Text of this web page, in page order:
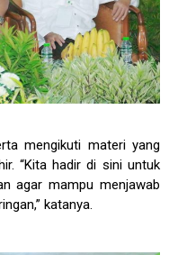
mengikuti materi yang
“Kita hadir di sini untuk
agar mampu menjawab
katanya.